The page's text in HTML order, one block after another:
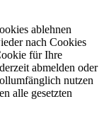
ablehnen
nach Cookies
für Ihre
abmelden oder
nutzen
alle gesetzten